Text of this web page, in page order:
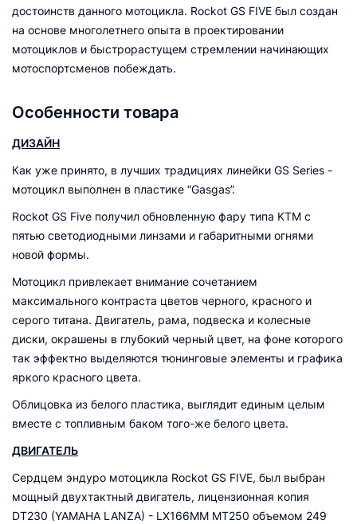
достоинств данного мотоцикла. Rockot GS FIVE был создан
на основе многолетнего опыта в проектировании
мотоциклов и быстрорастущем стремлении начинающих
мотоспортсменов побеждать.
Особенности товара
ДИЗАЙН
Как уже принято, в лучших традициях линейки GS Series -
мотоцикл выполнен в пластике “Gasgas”.
Rockot GS Five получил обновленную фару типа KTM с
пятью светодиодными линзами и габаритными огнями
новой формы.
Мотоцикл привлекает внимание сочетанием
максимального контраста цветов черного, красного и
серого титана. Двигатель, рама, подвеска и колесные
диски, окрашены в глубокий черный цвет, на фоне которого
так эффектно выделяются тюнинговые элементы и графика
яркого красного цвета.
Облицовка из белого пластика, выглядит единым целым
вместе с топливным баком того-же белого цвета.
ДВИГАТЕЛЬ
Сердцем эндуро мотоцикла Rockot GS FIVE, был выбран
мощный двухтактный двигатель, лицензионная копия
DT230 (YAMAHA LANZA) - LX166MM MT250 объемом 249